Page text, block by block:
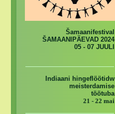
Šamaanifestival
ŠAMAANIPÄEVAD 2024
05 - 07 JUULI
Indiaani hingeflöötidw
meisterdamise
töötuba
21 - 22 mai